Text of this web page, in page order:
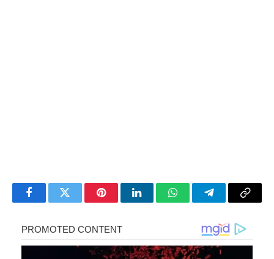
FacebookTwitter PinterestLinkedInWhatsAppTelegramCopy